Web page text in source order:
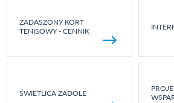
ZADASZONY KORT
TENISOWY - CENNIK
ŚWIETLICA ZADOLE